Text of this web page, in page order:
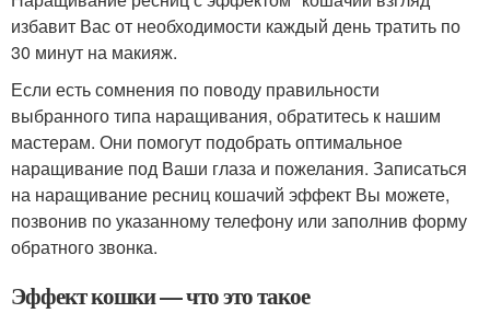
избавит Вас от необходимости каждый день тратить по
30 минут на макияж.
Если есть сомнения по поводу правильности
выбранного типа наращивания, обратитесь к нашим
мастерам. Они помогут подобрать оптимальное
наращивание под Ваши глаза и пожелания. Записаться
на наращивание ресниц кошачий эффект Вы можете,
позвонив по указанному телефону или заполнив форму
обратного звонка.
Эффект кошки — что это такое